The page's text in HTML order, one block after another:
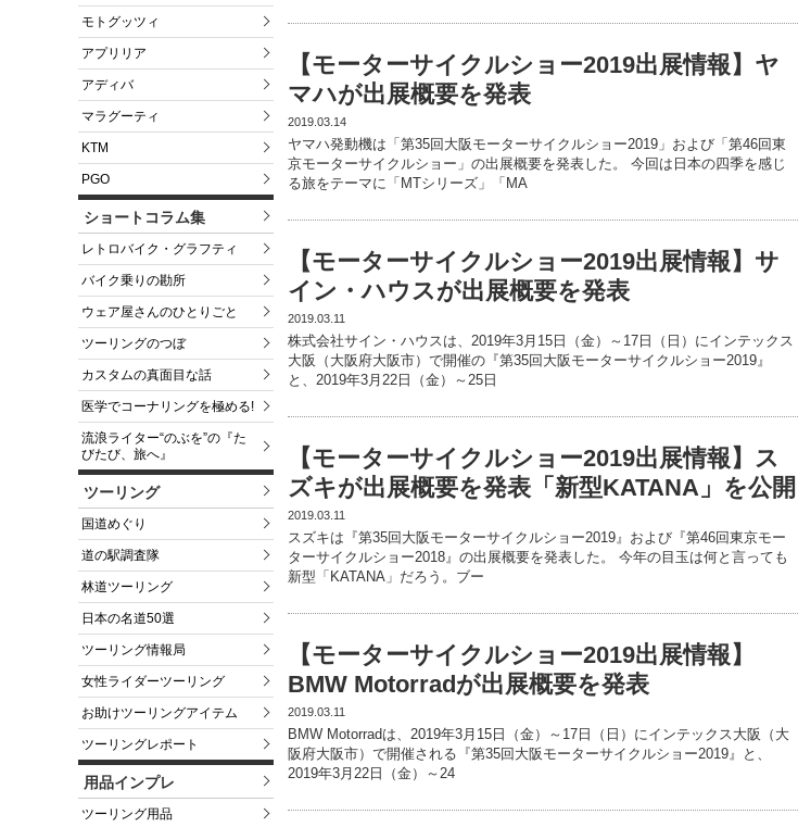
モトグッツィ
アプリリア
アディバ
マラグーティ
KTM
PGO
ショートコラム集
レトロバイク・グラフティ
バイク乗りの勘所
ウェア屋さんのひとりごと
ツーリングのつぼ
カスタムの真面目な話
医学でコーナリングを極める!
流浪ライター“のぶを”の『た
びたび、旅へ』
ツーリング
国道めぐり
道の駅調査隊
林道ツーリング
日本の名道50選
ツーリング情報局
女性ライダーツーリング
お助けツーリングアイテム
ツーリングレポート
用品インプレ
ツーリング用品
【モーターサイクルショー2019出展情報】ヤ
マハが出展概要を発表
2019.03.14
ヤマハ発動機は「第35回大阪モーターサイクルショー2019」および「第46回東
京モーターサイクルショー」の出展概要を発表した。 今回は日本の四季を感じ
る旅をテーマに「MTシリーズ」「MA
【モーターサイクルショー2019出展情報】サ
イン・ハウスが出展概要を発表
2019.03.11
株式会社サイン・ハウスは、2019年3月15日（金）～17日（日）にインテックス
大阪（大阪府大阪市）で開催の『第35回大阪モーターサイクルショー2019』
と、2019年3月22日（金）～25日
【モーターサイクルショー2019出展情報】ス
ズキが出展概要を発表「新型KATANA」を公開
2019.03.11
スズキは『第35回大阪モーターサイクルショー2019』および『第46回東京モー
ターサイクルショー2018』の出展概要を発表した。 今年の目玉は何と言っても
新型「KATANA」だろう。ブー
【モーターサイクルショー2019出展情報】
BMW Motorradが出展概要を発表
2019.03.11
BMW Motorradは、2019年3月15日（金）～17日（日）にインテックス大阪（大
阪府大阪市）で開催される『第35回大阪モーターサイクルショー2019』と、
2019年3月22日（金）～24